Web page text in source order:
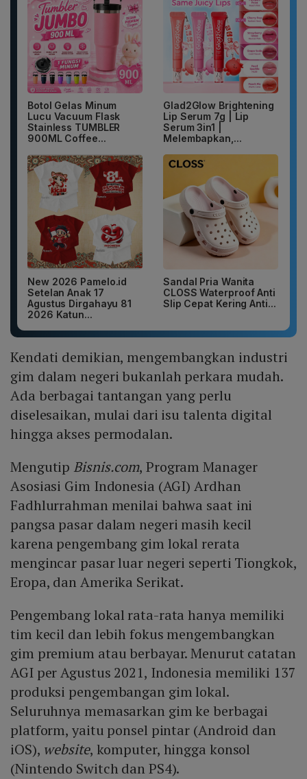
Botol Gelas Minum
Lucu Vacuum Flask
Stainless TUMBLER
900ML Coffee...
Glad2Glow Brightening
Lip Serum 7g | Lip
Serum 3in1 |
Melembapkan,...
New 2026 Pamelo.id
Setelan Anak 17
Agustus Dirgahayu 81
2026 Katun...
Sandal Pria Wanita
CLOSS Waterproof Anti
Slip Cepat Kering Anti...
Kendati demikian, mengembangkan industri
gim dalam negeri bukanlah perkara mudah.
Ada berbagai tantangan yang perlu
diselesaikan, mulai dari isu talenta digital
hingga akses permodalan.
Mengutip Bisnis.com, Program Manager
Asosiasi Gim Indonesia (AGI) Ardhan
Fadhlurrahman menilai bahwa saat ini
pangsa pasar dalam negeri masih kecil
karena pengembang gim lokal rerata
mengincar pasar luar negeri seperti Tiongkok,
Eropa, dan Amerika Serikat.
Pengembang lokal rata-rata hanya memiliki
tim kecil dan lebih fokus mengembangkan
gim premium atau berbayar. Menurut catatan
AGI per Agustus 2021, Indonesia memiliki 137
produksi pengembangan gim lokal.
Seluruhnya memasarkan gim ke berbagai
platform, yaitu ponsel pintar (Android dan
iOS), website, komputer, hingga konsol
(Nintendo Switch dan PS4).